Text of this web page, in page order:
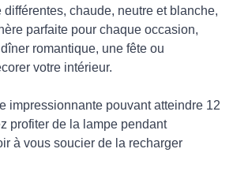
chaude, neutre et blanche,
parfaite pour chaque occasion,
romantique, une fête ou
votre intérieur.
impressionnante pouvant atteindre 12
profiter de la lampe pendant
à vous soucier de la recharger